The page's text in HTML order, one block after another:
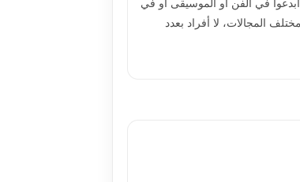
المجالات، لا أفراد بعدد